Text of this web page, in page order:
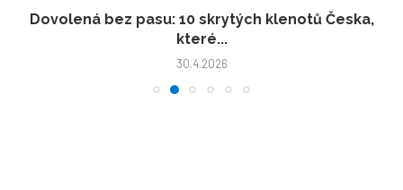
Dovolená bez pasu: 10 skrytých klenotů Česka,
které...
30.4.2026